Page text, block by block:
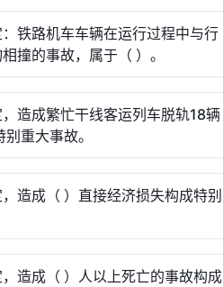
铁路机车车辆在运行过程中与行
撞的事故，属于（ ）。
造成繁忙干线客运列车脱轨18辆
重大事故。
造成（ ）直接经济损失构成特别
造成（ ）人以上死亡的事故构成